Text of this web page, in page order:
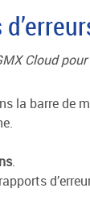
Cloud
la barre de
.